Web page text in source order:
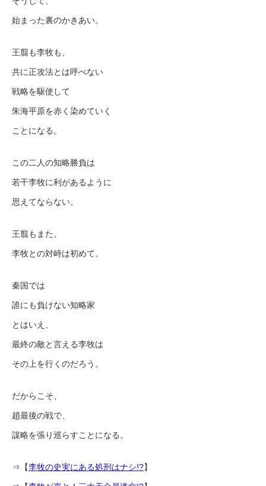
始まった裏のかきあい。
王翦も李牧も、
共に正攻法とは呼べない
戦略を駆使して
朱海平原を赤く染めていく
ことになる。
この二人の知略勝負は
若干李牧に利があるように
思えてならない。
王翦もまた、
李牧との対峙は初めて。
秦国では
誰にも負けない知略家
とはいえ、
最終の敵と言える李牧は
その上を行くのだろう。
だからこそ、
趙最後の戦で、
謀略を張り巡らすことになる。
⇒【李牧の史実にある処刑はナシ!?】